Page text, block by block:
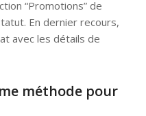
“Promotions” de
En dernier recours,
avec les détails de
méthode pour